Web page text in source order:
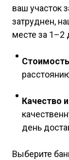
ваш участок
затруднен,
месте за 1–2
Качество
день
Выберите